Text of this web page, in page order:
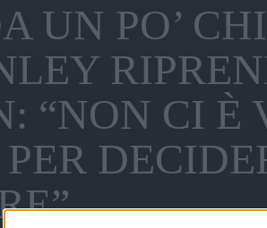
UN PO’
“NON CI È